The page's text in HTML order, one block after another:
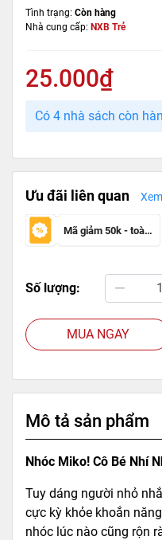
Tình trạng: Còn hàng
Nhà cung cấp: NXB Trẻ
25.000₫
Có 4 nhà sách còn
Ưu đãi liên quan
Mã giảm 50k - toàn sàn
Số lượng:
MUA NGAY
Mô tả sản phẩm
Nhóc Miko! Cô Bé Nhí
Tuy dáng người nhỏ
cực kỳ khỏe khoắn
nhóc lúc nào cũng rộn